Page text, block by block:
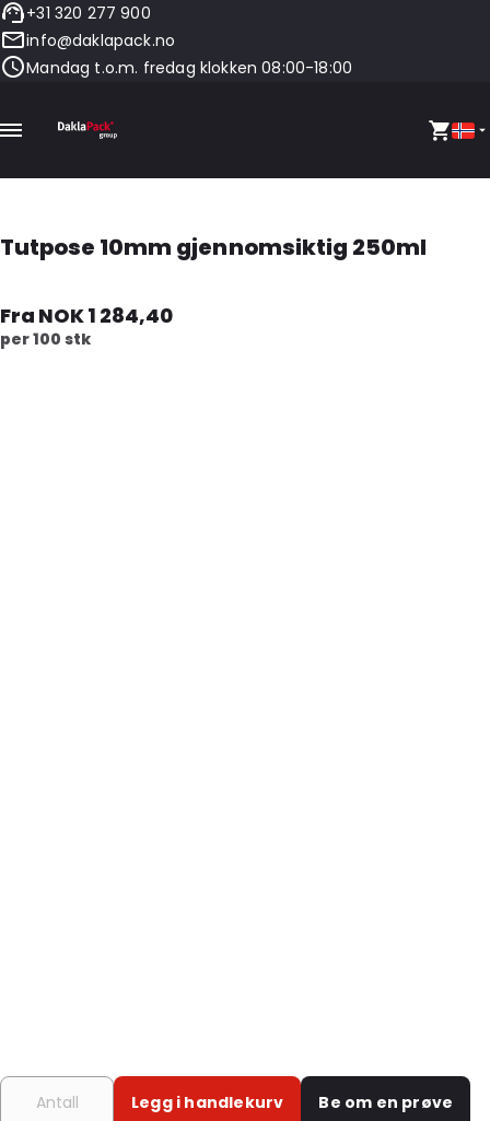
+31 320 277 900
info@daklapack.no
Mandag t.o.m. fredag klokken 08:00-18:00
Tutpose 10mm gjennomsiktig 250ml
Fra NOK 1 284,40
per 100 stk
Legg i handlekurv Be om en prøve